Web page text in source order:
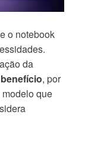
o notebook
da
, por
que